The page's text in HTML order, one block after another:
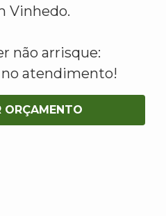
Vinhedo.
não arrisque:
atendimento!
ORÇAMENTO